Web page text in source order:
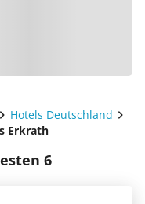
Hotels Deutschland
Erkrath
6